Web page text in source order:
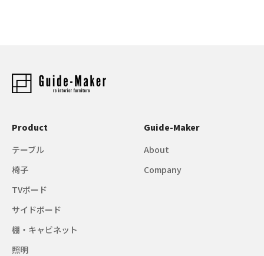
Product
テーブル
椅子
TVボード
サイドボード
棚・キャビネット
照明
Guide-Maker
About
Company